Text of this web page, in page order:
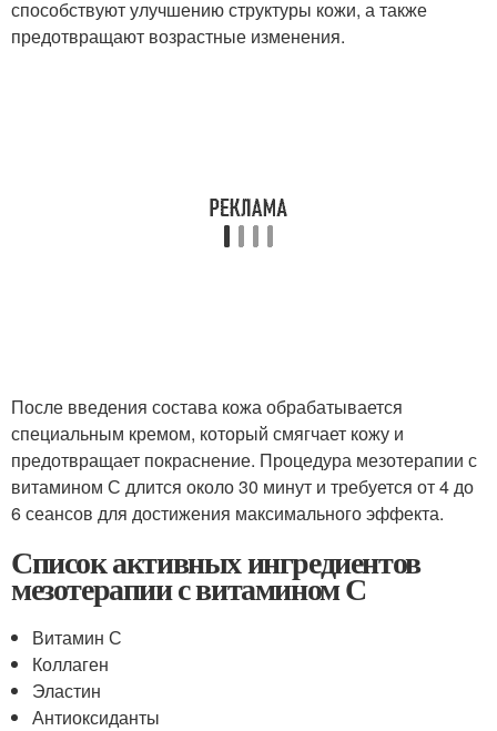
способствуют улучшению структуры кожи, а также
предотвращают возрастные изменения.
После введения состава кожа обрабатывается
специальным кремом, который смягчает кожу и
предотвращает покраснение. Процедура мезотерапии с
витамином С длится около 30 минут и требуется от 4 до
6 сеансов для достижения максимального эффекта.
Список активных ингредиентов
мезотерапии с витамином С
Витамин С
Коллаген
Эластин
Антиоксиданты